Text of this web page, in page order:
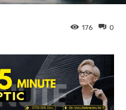
0
176